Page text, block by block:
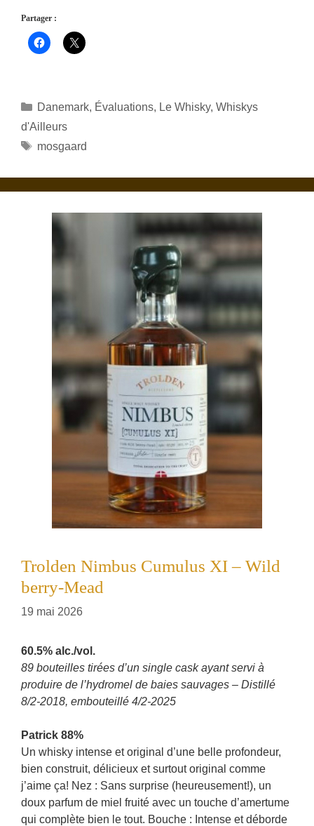
Partager :
Catégories
Danemark, Évaluations, Le Whisky, Whiskys
d'Ailleurs
Étiquettes
mosgaard
Trolden Nimbus Cumulus XI – Wild
berry-Mead
19 mai 2026
60.5% alc./vol.
89 bouteilles tirées d’un single cask ayant servi à
produire de l’hydromel de baies sauvages – Distillé
8/2-2018, embouteillé 4/2-2025
Patrick 88%
Un whisky intense et original d’une belle profondeur,
bien construit, délicieux et surtout original comme
j’aime ça! Nez : Sans surprise (heureusement!), un
doux parfum de miel fruité avec un touche d’amertume
qui complète bien le tout. Bouche : Intense et déborde